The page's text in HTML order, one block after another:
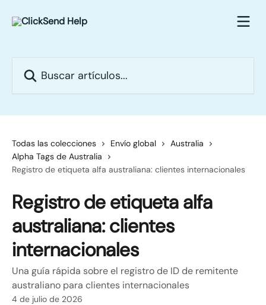
Todas las colecciones Envío global
Australia
Alpha Tags de Australia
Registro de etiqueta alfa australiana: clientes internacionales
Registro de etiqueta alfa
australiana: clientes
internacionales
Una guía rápida sobre el registro de ID de remitente
australiano para clientes internacionales
4 de julio de 2026